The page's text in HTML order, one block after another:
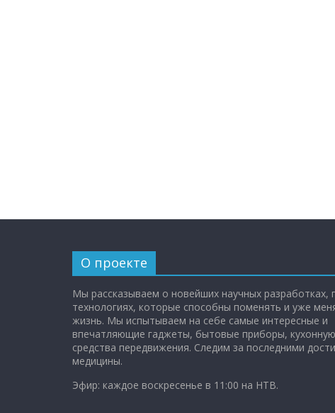
О проекте
Мы рассказываем о новейших научных разработках,
технологиях, которые способны поменять и уже
жизнь. Мы испытываем на себе самые интересные и
впечатляющие гаджеты, бытовые приборы, кухонную
средства передвижения. Следим за последними
медицины.
Эфир: каждое воскресенье в 11:00 на НТВ.